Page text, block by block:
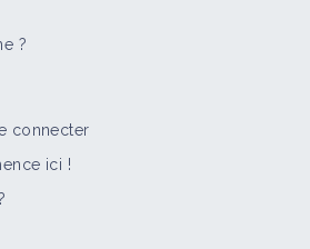
?
connecter
ici !